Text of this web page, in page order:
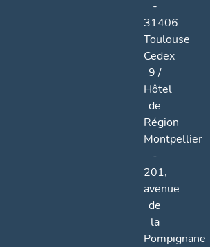
-
31406
Toulouse
Cedex
9 /
Hôtel
de
Région
Montpellier
-
201,
avenue
de
la
Pompignane